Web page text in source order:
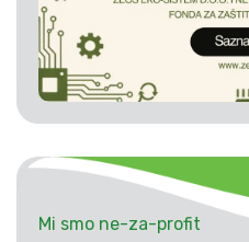
Mi smo ne-za-profit